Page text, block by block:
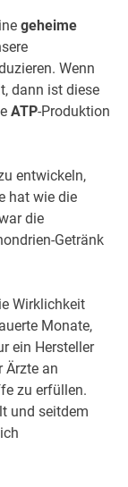
geheime
Wenn
dann ist diese
ATP-Produktion
entwickeln,
hat wie die
die
Getränk
Wirklichkeit
Monate,
ein Hersteller
Ärzte an
zu erfüllen.
und seitdem